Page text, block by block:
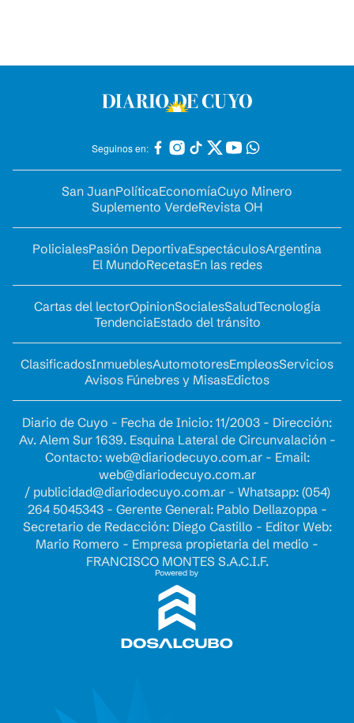
Seguinos en:
San JuanPolíticaEconomíaCuyo Minero
Suplemento VerdeRevista OH
PolicialesPasión DeportivaEspectáculosArgentina
El MundoRecetasEn las redes
Cartas del lectorOpinionSocialesSaludTecnología
TendenciaEstado del tránsito
ClasificadosInmueblesAutomotoresEmpleosServicios
Avisos Fúnebres y MisasEdictos
Diario de Cuyo - Fecha de Inicio: 11/2003 - Dirección:
Av. Alem Sur 1639. Esquina Lateral de Circunvalación -
Contacto: web@diariodecuyo.com.ar- Email:
web@diariodecuyo.com.ar
/ publicidad@diariodecuyo.com.ar- Whatsapp: (054)
264 5045343 - Gerente General: Pablo Dellazoppa -
Secretario de Redacción: Diego Castillo - Editor Web:
Mario Romero - Empresa propietaria del medio -
FRANCISCO MONTES S.A.C.I.F.